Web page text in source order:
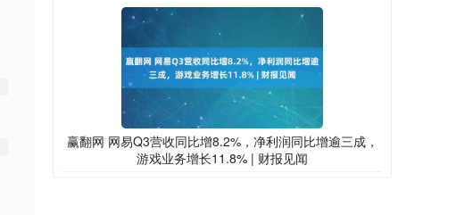
赢翻网 网易Q3营收同比增8.2%，净利润同比增逾三成，
游戏业务增长11.8% | 财报见闻